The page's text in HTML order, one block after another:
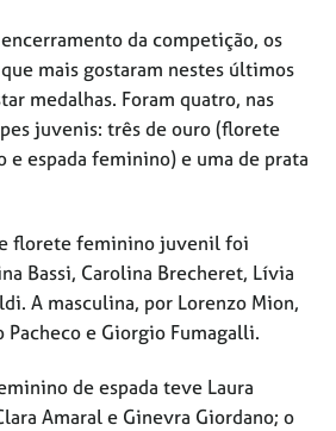
da competição, os
mais gostaram nestes últimos
medalhas. Foram quatro, nas
juvenis: três de ouro (florete
espada feminino) e uma de prata
florete feminino juvenil foi
Bassi, Carolina Brecheret, Lívia
A masculina, por Lorenzo Mion,
Pacheco e Giorgio Fumagalli.
de espada teve Laura
Amaral e Ginevra Giordano; o